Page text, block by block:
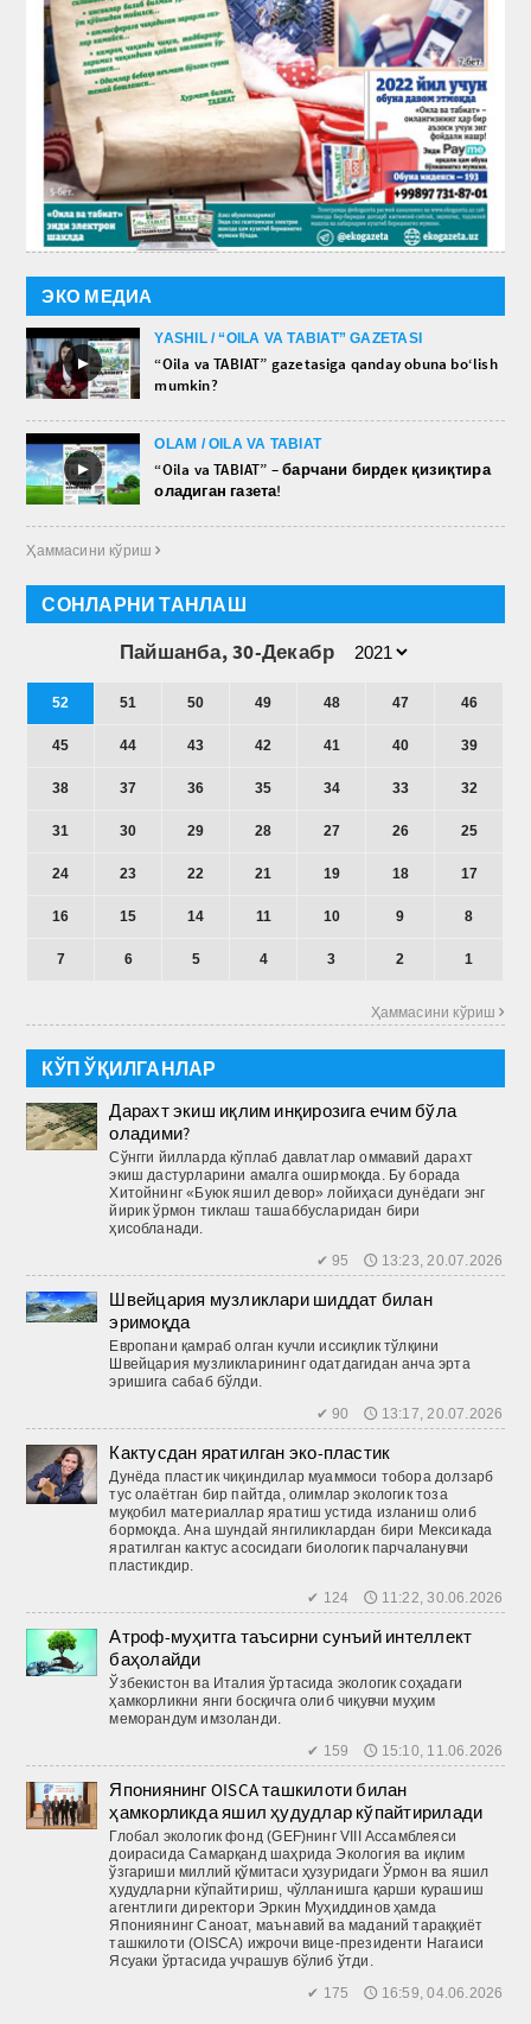
ЭКО МЕДИА
►
YASHIL / “OILA VA TABIAT” GAZETASI
“Oila va TABIAT” gazetasiga qanday obuna bo‘lish
mumkin?
►
OLAM / OILA VA TABIAT
“Oila va TABIAT” – барчани бирдек қизиқтира
оладиган газета!
Ҳаммасини кўриш 
СОНЛАРНИ ТАНЛАШ
Пайшанба, 30-Декабр
52 51 50 49 48 47 46
45 44 43 42 41 40 39
38 37 36 35 34 33 32
31 30 29 28 27 26 25
24 23 22 21 19 18 17
16 15 14 11 10 9 8
7 6 5 4 3 2 1
Ҳаммасини кўриш 
КЎП ЎҚИЛГАНЛАР
Дарахт экиш иқлим инқирозига ечим бўла
оладими?
Сўнгги йилларда кўплаб давлатлар оммавий дарахт
экиш дастурларини амалга оширмоқда. Бу борада
Хитойнинг «Буюк яшил девор» лойиҳаси дунёдаги энг
йирик ўрмон тиклаш ташаббусларидан бири
ҳисобланади.
✔ 95 🕔 13:23, 20.07.2026
Швейцария музликлари шиддат билан
эримоқда
Европани қамраб олган кучли иссиқлик тўлқини
Швейцария музликларининг одатдагидан анча эрта
эришига сабаб бўлди.
✔ 90 🕔 13:17, 20.07.2026
Кактусдан яратилган эко-пластик
Дунёда пластик чиқиндилар муаммоси тобора долзарб
тус олаётган бир пайтда, олимлар экологик тоза
муқобил материаллар яратиш устида изланиш олиб
бормоқда. Ана шундай янгиликлардан бири Мексикада
яратилган кактус асосидаги биологик парчаланувчи
пластикдир.
✔ 124 🕔 11:22, 30.06.2026
Атроф-муҳитга таъсирни сунъий интеллект
баҳолайди
Ўзбекистон ва Италия ўртасида экологик соҳадаги
ҳамкорликни янги босқичга олиб чиқувчи муҳим
меморандум имзоланди.
✔ 159 🕔 15:10, 11.06.2026
Япониянинг OISCA ташкилоти билан
ҳамкорликда яшил ҳудудлар кўпайтирилади
Глобал экологик фонд (GEF)нинг VIII Ассамблеяси
доирасида Самарқанд шаҳрида Экология ва иқлим
ўзгариши миллий қўмитаси ҳузуридаги Ўрмон ва яшил
ҳудудларни кўпайтириш, чўлланишга қарши курашиш
агентлиги директори Эркин Муҳиддинов ҳамда
Япониянинг Саноат, маънавий ва маданий тараққиёт
ташкилоти (OISCA) ижрочи вице-президенти Нагаиси
Ясуаки ўртасида учрашув бўлиб ўтди.
✔ 175 🕔 16:59, 04.06.2026